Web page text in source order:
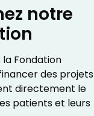
notre
Fondation
des projets
directement le
patients et leurs